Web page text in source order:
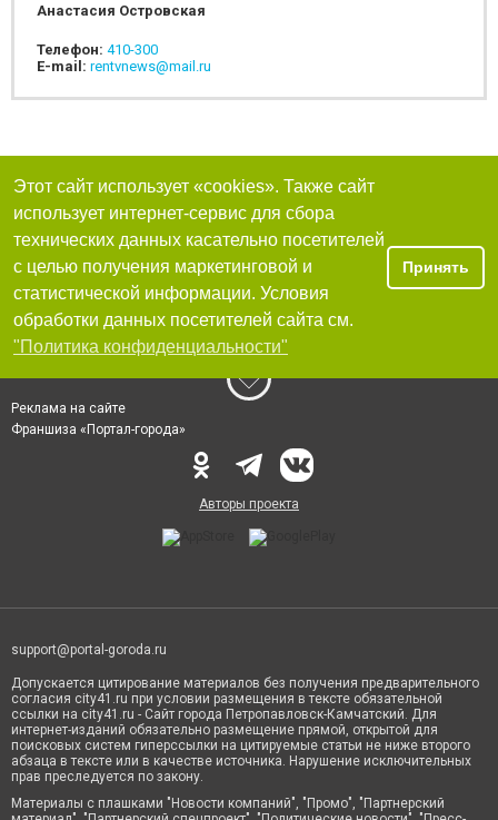
Анастасия Островская
Телефон: 410-300
E-mail: rentvnews@mail.ru
Этот сайт использует «cookies». Также сайт
использует интернет-сервис для сбора
технических данных касательно посетителей
с целью получения маркетинговой и
статистической информации. Условия
обработки данных посетителей сайта см.
"Политика конфиденциальности"
Принять
Реклама на сайте
Франшиза «Портал-города»
Авторы проекта
support@portal-goroda.ru
Допускается цитирование материалов без получения предварительного
согласия city41.ru при условии размещения в тексте обязательной
ссылки на city41.ru - Сайт города Петропавловск-Камчатский. Для
интернет-изданий обязательно размещение прямой, открытой для
поисковых систем гиперссылки на цитируемые статьи не ниже второго
абзаца в тексте или в качестве источника. Нарушение исключительных
прав преследуется по закону.
Материалы с плашками "Новости компаний", "Промо", "Партнерский